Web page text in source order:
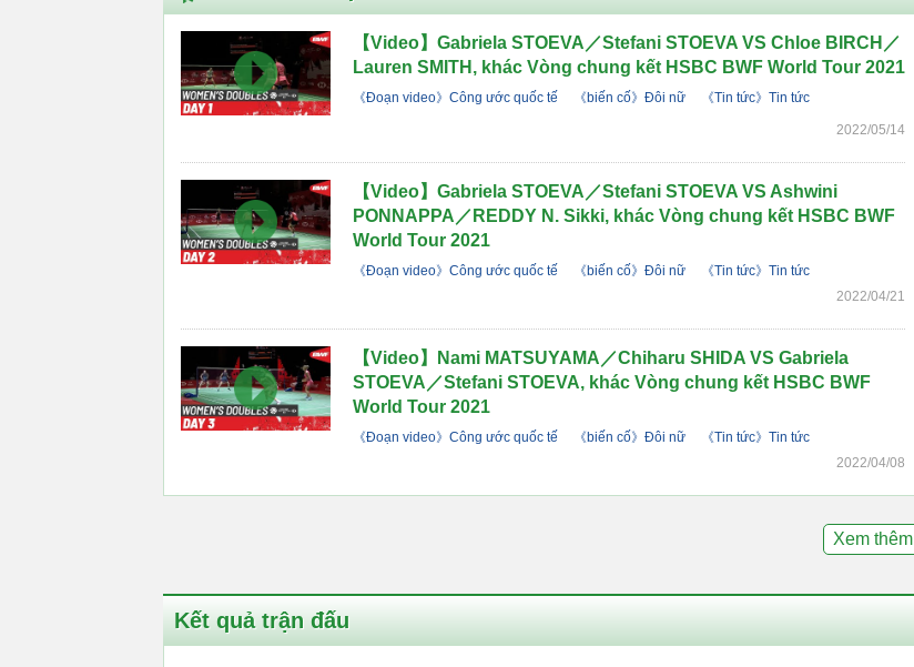
【Video】Gabriela STOEVA／Stefani STOEVA VS Chloe BIRCH／
Lauren SMITH, khác Vòng chung kết HSBC BWF World Tour 2021
《Đoạn video》Công ước quốc tế 《biến cố》Đôi nữ 《Tin tức》Tin tức
2022/05/14
【Video】Gabriela STOEVA／Stefani STOEVA VS Ashwini
PONNAPPA／REDDY N. Sikki, khác Vòng chung kết HSBC BWF
World Tour 2021
《Đoạn video》Công ước quốc tế 《biến cố》Đôi nữ
《Tin tức》Tin tức
2022/04/21
【Video】Nami MATSUYAMA／Chiharu SHIDA VS Gabriela
STOEVA／Stefani STOEVA, khác Vòng chung kết HSBC BWF
World Tour 2021
《Đoạn video》Công ước quốc tế 《biến cố》Đôi nữ
《Tin tức》Tin tức
2022/04/08
Xem thêm
Kết quả trận đấu